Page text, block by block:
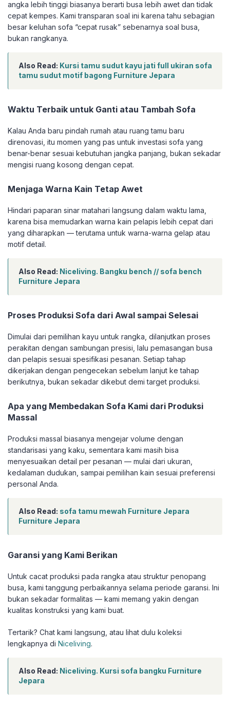
angka lebih tinggi biasanya berarti busa lebih awet dan tidak
cepat kempes. Kami transparan soal ini karena tahu sebagian
besar keluhan sofa “cepat rusak” sebenarnya soal busa,
bukan rangkanya.
Also Read: Kursi tamu sudut kayu jati full ukiran sofa
tamu sudut motif bagong Furniture Jepara
Waktu Terbaik untuk Ganti atau Tambah Sofa
Kalau Anda baru pindah rumah atau ruang tamu baru
direnovasi, itu momen yang pas untuk investasi sofa yang
benar-benar sesuai kebutuhan jangka panjang, bukan sekadar
mengisi ruang kosong dengan cepat.
Menjaga Warna Kain Tetap Awet
Hindari paparan sinar matahari langsung dalam waktu lama,
karena bisa memudarkan warna kain pelapis lebih cepat dari
yang diharapkan — terutama untuk warna-warna gelap atau
motif detail.
Also Read: Niceliving. Bangku bench // sofa bench
Furniture Jepara
Proses Produksi Sofa dari Awal sampai Selesai
Dimulai dari pemilihan kayu untuk rangka, dilanjutkan proses
perakitan dengan sambungan presisi, lalu pemasangan busa
dan pelapis sesuai spesifikasi pesanan. Setiap tahap
dikerjakan dengan pengecekan sebelum lanjut ke tahap
berikutnya, bukan sekadar dikebut demi target produksi.
Apa yang Membedakan Sofa Kami dari Produksi
Massal
Produksi massal biasanya mengejar volume dengan
standarisasi yang kaku, sementara kami masih bisa
menyesuaikan detail per pesanan — mulai dari ukuran,
kedalaman dudukan, sampai pemilihan kain sesuai preferensi
personal Anda.
Also Read: sofa tamu mewah Furniture Jepara
Furniture Jepara
Garansi yang Kami Berikan
Untuk cacat produksi pada rangka atau struktur penopang
busa, kami tanggung perbaikannya selama periode garansi. Ini
bukan sekadar formalitas — kami memang yakin dengan
kualitas konstruksi yang kami buat.
Tertarik? Chat kami langsung, atau lihat dulu koleksi
lengkapnya di Niceliving.
Also Read: Niceliving. Kursi sofa bangku Furniture
Jepara